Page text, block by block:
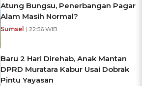
Atung Bungsu, Penerbangan Pagar
Alam Masih Normal?
Sumsel | 22:56 WIB
Baru 2 Hari Direhab, Anak Mantan
DPRD Muratara Kabur Usai Dobrak
Pintu Yayasan